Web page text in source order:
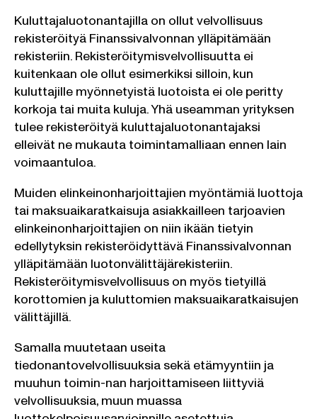
Kuluttajaluotonantajilla on ollut velvollisuus
rekisteröityä Finanssivalvonnan ylläpitämään
rekisteriin. Rekisteröitymisvelvollisuutta ei
kuitenkaan ole ollut esimerkiksi silloin, kun
kuluttajille myönnetyistä luotoista ei ole peritty
korkoja tai muita kuluja. Yhä useamman yrityksen
tulee rekisteröityä kuluttajaluotonantajaksi
elleivät ne mukauta toimintamalliaan ennen lain
voimaantuloa.
Muiden elinkeinonharjoittajien myöntämiä luottoja
tai maksuaikaratkaisuja asiakkailleen tarjoavien
elinkeinonharjoittajien on niin ikään tietyin
edellytyksin rekisteröidyttävä Finanssivalvonnan
ylläpitämään luotonvälittäjärekisteriin.
Rekisteröitymisvelvollisuus on myös tietyillä
korottomien ja kuluttomien maksuaikaratkaisujen
välittäjillä.
Samalla muutetaan useita
tiedonantovelvollisuuksia sekä etämyyntiin ja
muuhun toimin-nan harjoittamiseen liittyviä
velvollisuuksia, muun muassa